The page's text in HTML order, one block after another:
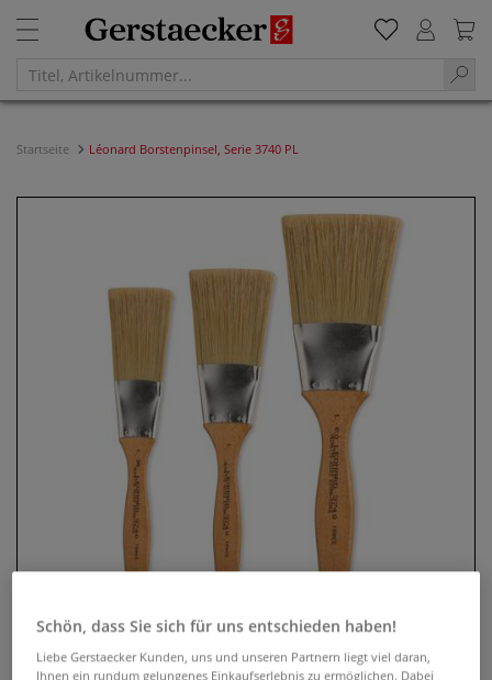
Startseite Léonard Borstenpinsel, Serie 3740 PL
Schön, dass Sie sich für uns entschieden haben!
Liebe Gerstaecker Kunden, uns und unseren Partnern liegt viel daran,
Ihnen ein rundum gelungenes Einkaufserlebnis zu ermöglichen. Dabei